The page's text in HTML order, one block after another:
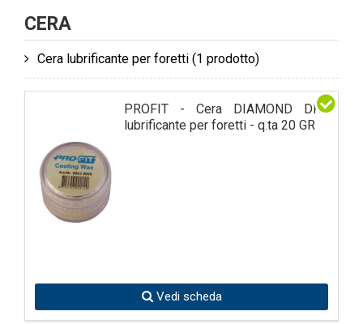
CERA
Cera lubrificante per foretti (1 prodotto)
PROFIT - Cera DIAMOND DRY
lubrificante per foretti - q.ta 20 GR
Vedi scheda